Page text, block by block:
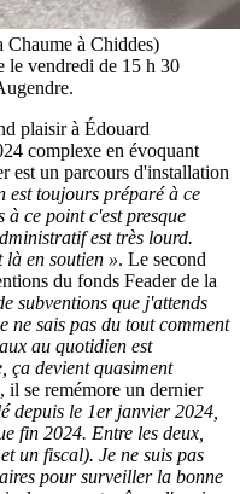
Chaume à Chiddes)
le vendredi de 15 h 30
plaisir à Édouard
complexe en évoquant
est un parcours d'installation
est toujours préparé à ce
ce point c'est presque
est très lourd.
là en soutien ». Le second
du fonds Feader de la
subventions que j'attends
ne sais pas du tout comment
au quotidien est
ça devient quasiment
il se remémore un dernier
depuis le 1er janvier 2024,
fin 2024. Entre les deux,
un fiscal). Je ne suis pas
pour surveiller la bonne